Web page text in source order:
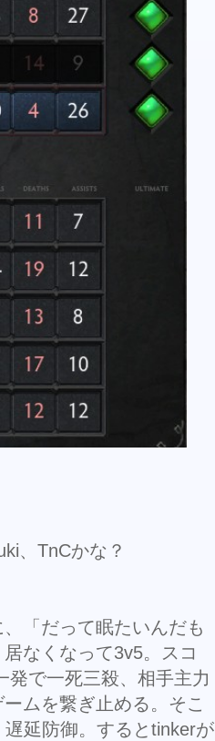
、TnCかな？
「だって眠たいんだも
なくなって3v5。スコ
で一死三殺、相手主力
ムを繋ぎ止める。そこ
延防御。するとtinkerが